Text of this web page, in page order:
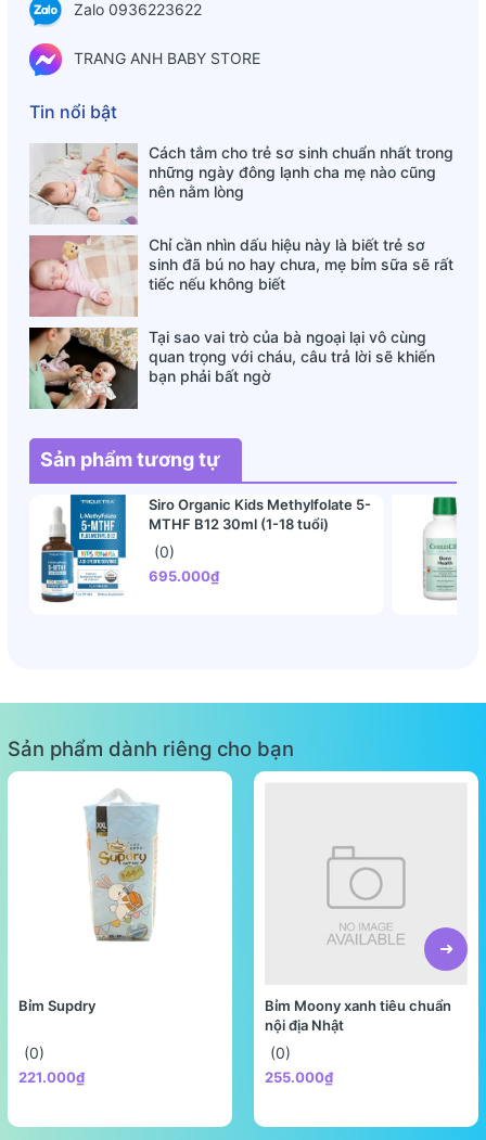
- Niacin (B3): 8mg
- Vitamin B12: 1μg
Hướng Dẫn Cách Sử Dụng:
- Multi Vitamin Drop Natures Aid Dành Cho Bé Từ 3 Tháng 5
Tuổi với liều dùng 1ml / ngày
- Có thể pha với nước hoa quả hoặc nước để uống.
Sản phẩm này không phải là thuốc và không có tác dụng
thay thế thuốc chữa bệnh.
Zalo 0936223622
TRANG ANH BABY STORE
Tin nổi bật
Cách tắm cho trẻ sơ sinh chuẩn nhất trong
những ngày đông lạnh cha mẹ nào cũng
nên nằm lòng
Chỉ cần nhìn dấu hiệu này là biết trẻ sơ
sinh đã bú no hay chưa, mẹ bỉm sữa sẽ rất
tiếc nếu không biết
Tại sao vai trò của bà ngoại lại vô cùng
quan trọng với cháu, câu trả lời sẽ khiến
bạn phải bất ngờ
Sản phẩm tương tự
Siro Organic Kids Methylfolate 5-
MTHF B12 30ml (1-18 tuổi)
(0)
695.000₫
Sản phẩm dành riêng cho bạn
Bỉm Supdry
(0)
221.000₫
Bỉm Moony xanh tiêu chuẩn
nội địa Nhật
(0)
255.000₫